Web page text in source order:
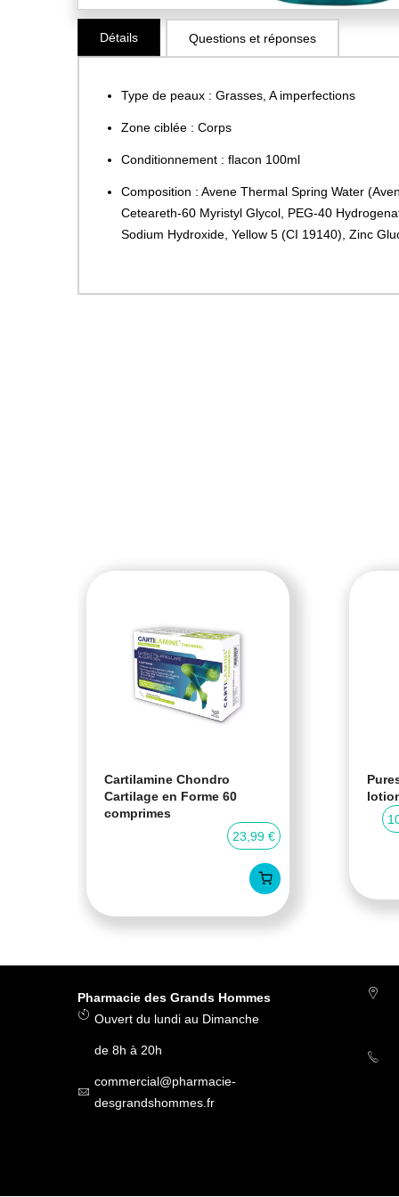
Skip
the
Détails
Type de peaux : Grasses, A imperfections
Zone ciblée : Corps
Conditionnement : flacon 100ml
Composition : Avene Thermal Spring Water
Ceteareth-60 Myristyl Glycol, PEG-40
Sodium Hydroxide, Yellow 5 (CI 19140), Zinc
Questions et réponses
Cartilamine Chondro
Cartilage en Forme 60
comprimes
23,99 €
Pharmacie des Grands Hommes
Ouvert du lundi au Dimanche
de 8h à 20h
commercial@pharmacie-
desgrandshommes.fr